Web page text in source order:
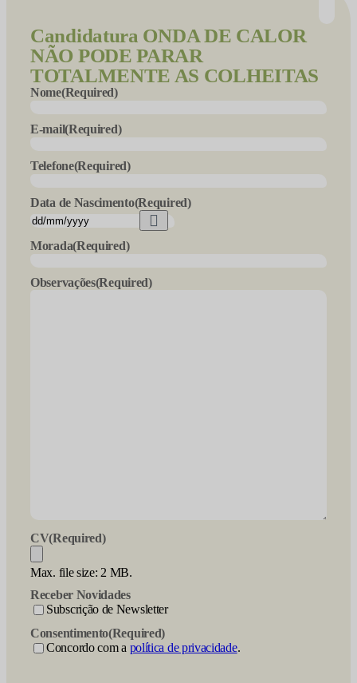
Candidatura ONDA DE CALOR
NÃO PODE PARAR
TOTALMENTE AS COLHEITAS
Nome(Required)
E-mail(Required)
Telefone(Required)
Data de Nascimento(Required)
Morada(Required)
Observações(Required)
CV(Required)
Max. file size: 2 MB.
Receber Novidades
Subscrição de Newsletter
Consentimento(Required)
Concordo com a política de privacidade.